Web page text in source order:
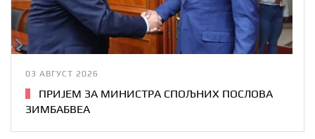
03 АВГУСТ 2026
ПРИЈЕМ ЗА МИНИСТРА СПОЉНИХ ПОСЛОВА
ЗИМБАБВЕА